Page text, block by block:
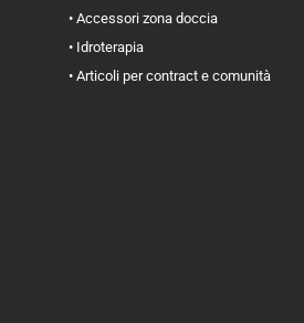
• Accessori zona doccia
• Idroterapia
• Articoli per contract e comunità